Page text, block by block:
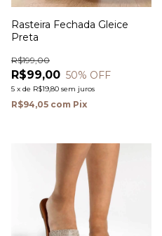
Rasteira Fechada Gleice
Preta
R$99,00
R$199,00
50% OFF
5 x de R$19,80 sem juros
R$94,05 com Pix